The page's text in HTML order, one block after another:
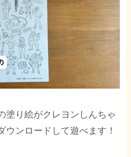
塗り絵がクレヨンしんちゃ
ウンロードして遊べます！